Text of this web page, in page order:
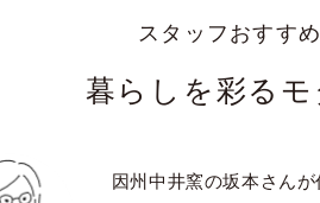
スタッフおすす
暮らしを彩るモ
因州中井窯の坂本さん